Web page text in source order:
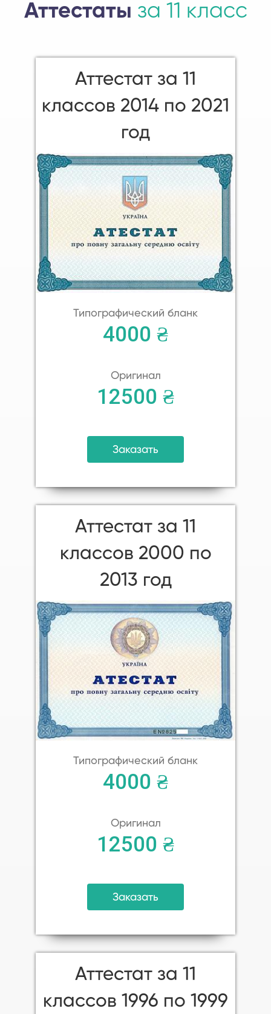
Аттестаты за 11 класс
Аттестат за 11
классов 2014 по 2021
год
Типографический бланк
4000 ₴
Оригинал
12500 ₴
Заказать
Аттестат за 11
классов 2000 по
2013 год
Типографический бланк
4000 ₴
Оригинал
12500 ₴
Заказать
Аттестат за 11
классов 1996 по 1999